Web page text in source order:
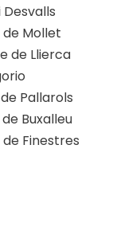
de Mollet
de Llierca
Pallarols
Buxalleu
Finestres